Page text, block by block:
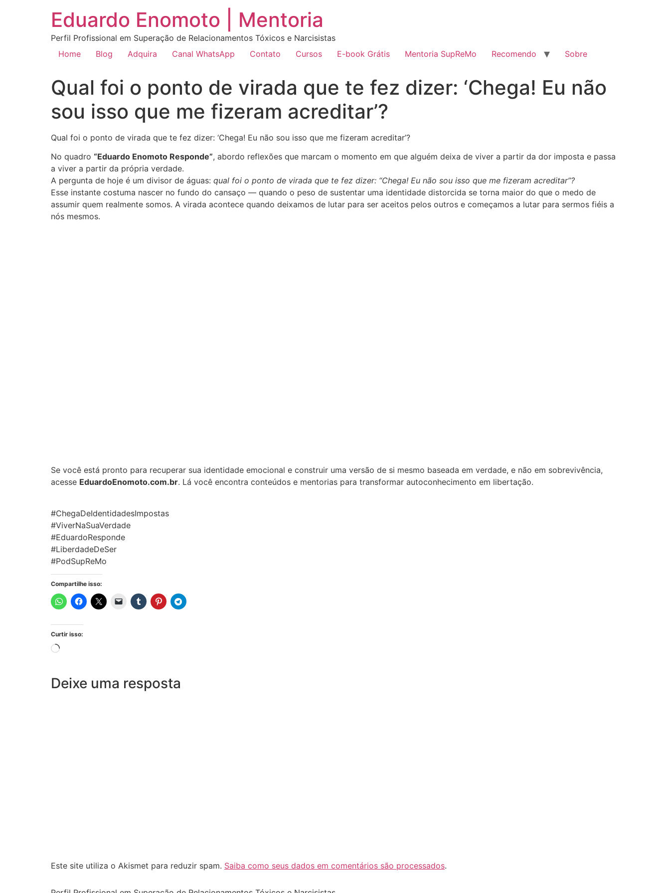
Eduardo Enomoto | Mentoria
Perfil Profissional em Superação de Relacionamentos Tóxicos e Narcisistas
Home
Blog Adquira Canal WhatsApp Contato Cursos E-book Grátis Mentoria SupReMo Recomendo Sobre
Qual foi o ponto de virada que te fez dizer: ‘Chega! Eu não
sou isso que me fizeram acreditar’?
Qual foi o ponto de virada que te fez dizer: ‘Chega! Eu não sou isso que me fizeram acreditar’?
No quadro “Eduardo Enomoto Responde”, abordo reflexões que marcam o momento em que alguém deixa de viver a partir da dor imposta e passa
a viver a partir da própria verdade.
A pergunta de hoje é um divisor de águas: qual foi o ponto de virada que te fez dizer: “Chega! Eu não sou isso que me fizeram acreditar”?
Esse instante costuma nascer no fundo do cansaço — quando o peso de sustentar uma identidade distorcida se torna maior do que o medo de
assumir quem realmente somos. A virada acontece quando deixamos de lutar para ser aceitos pelos outros e começamos a lutar para sermos fiéis a
nós mesmos.
Se você está pronto para recuperar sua identidade emocional e construir uma versão de si mesmo baseada em verdade, e não em sobrevivência,
acesse EduardoEnomoto.com.br. Lá você encontra conteúdos e mentorias para transformar autoconhecimento em libertação.
#ChegaDeIdentidadesImpostas
#ViverNaSuaVerdade
#EduardoResponde
#LiberdadeDeSer
#PodSupReMo
Compartilhe isso:
Curtir isso:
Deixe uma resposta
Este site utiliza o Akismet para reduzir spam. Saiba como seus dados em comentários são processados.